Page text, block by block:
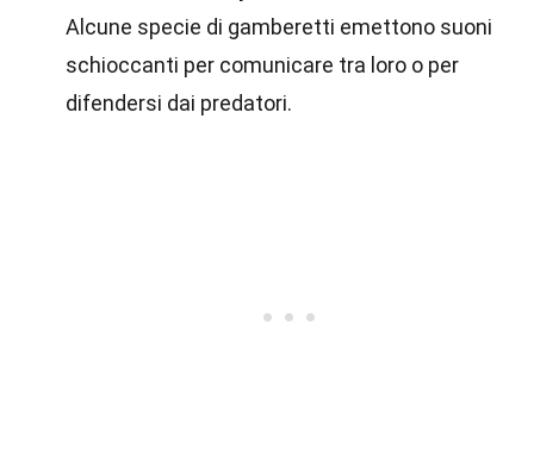
Alcune specie di gamberetti emettono suoni
schioccanti per comunicare tra loro o per
difendersi dai predatori.